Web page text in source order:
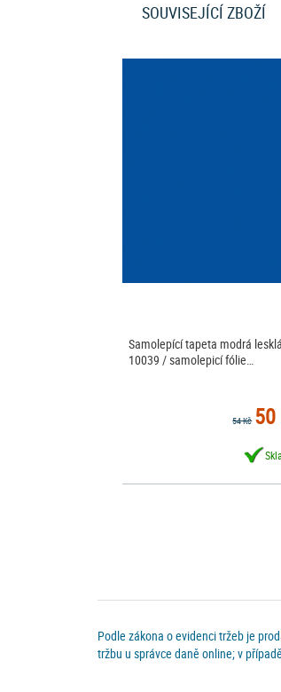
SOUVISEJÍCÍ ZBOŽÍ
Samolepící tapeta modrá
10039 / samolepicí fólie…
54 Kč
Podle zákona o evidenci tržeb je
tržbu u správce daně online; v